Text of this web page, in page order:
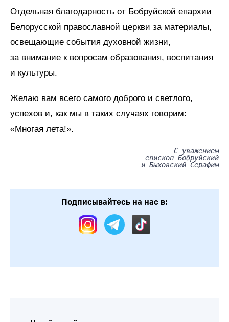
Отдельная благодарность от Бобруйской епархии
Белорусской православной церкви за материалы,
освещающие события духовной жизни,
за внимание к вопросам образования, воспитания
и культуры.
Желаю вам всего самого доброго и светлого,
успехов и, как мы в таких случаях говорим:
«Многая лета!».
С уважением
епископ Бобруйский
и Быховский Серафим
Подписывайтесь на нас в: